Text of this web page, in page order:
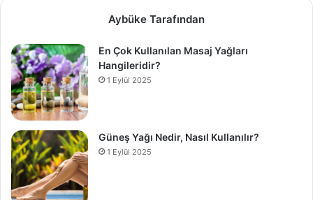
Aybüke Tarafından
En Çok Kullanılan Masaj Yağları
Hangileridir?
1 Eylül 2025
Güneş Yağı Nedir, Nasıl Kullanılır?
1 Eylül 2025